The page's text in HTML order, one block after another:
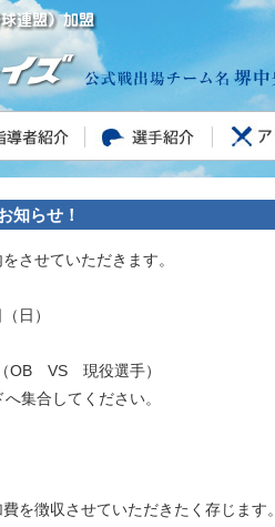
知らせ！
させていただきます。
日）
VS 現役選手）
集合してください。
を徴収させていただきたく存じます。